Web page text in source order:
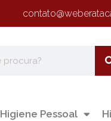
Higiene Pessoal